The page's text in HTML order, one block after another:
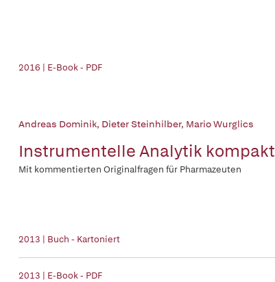
2016 | E-Book - PDF
Andreas Dominik, Dieter Steinhilber, Mario Wurglics
Instrumentelle Analytik kompakt
Mit kommentierten Originalfragen für Pharmazeuten
2013 | Buch - Kartoniert
2013 | E-Book - PDF